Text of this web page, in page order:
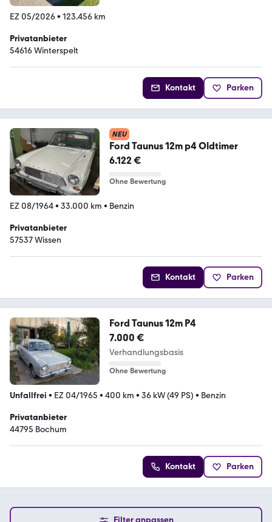
EZ 05/2026• 123.456 km
Privatanbieter
54616 Winterspelt
Kontakt Parken
NEU
Ford Taunus 12m p4 Oldtimer
6.122 €
Ohne Bewertung
EZ 08/1964• 33.000 km • Benzin
Privatanbieter
57537 Wissen
Kontakt Parken
Ford Taunus 12m P4
7.000 €
Verhandlungsbasis
Ohne Bewertung
Unfallfrei • EZ 04/1965 • 400 km • 36 kW (49 PS) • Benzin
Privatanbieter
44795 Bochum
Kontakt Parken
Filter anpassen